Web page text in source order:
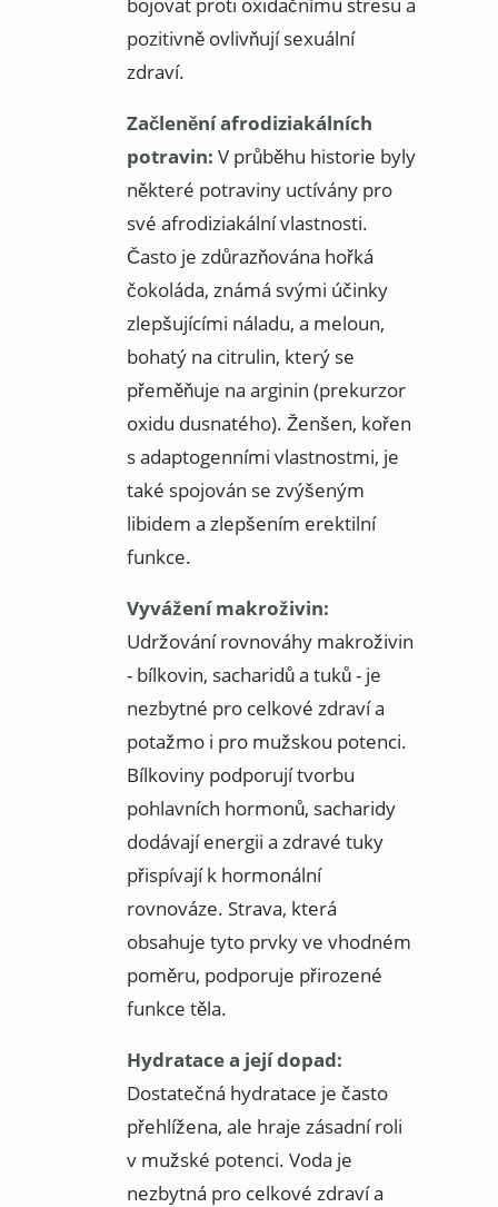
pozitivně ovlivňují sexuální
zdraví.
Začlenění afrodiziakálních
potravin: V průběhu historie byly
některé potraviny uctívány pro
své afrodiziakální vlastnosti.
Často je zdůrazňována hořká
čokoláda, známá svými účinky
zlepšujícími náladu, a meloun,
bohatý na citrulin, který se
přeměňuje na arginin (prekurzor
oxidu dusnatého). Ženšen, kořen
s adaptogenními vlastnostmi, je
také spojován se zvýšeným
libidem a zlepšením erektilní
funkce.
Vyvážení makroživin:
Udržování rovnováhy makroživin
- bílkovin, sacharidů a tuků - je
nezbytné pro celkové zdraví a
potažmo i pro mužskou potenci.
Bílkoviny podporují tvorbu
pohlavních hormonů, sacharidy
dodávají energii a zdravé tuky
přispívají k hormonální
rovnováze. Strava, která
obsahuje tyto prvky ve vhodném
poměru, podporuje přirozené
funkce těla.
Hydratace a její dopad:
Dostatečná hydratace je často
přehlížena, ale hraje zásadní roli
v mužské potenci. Voda je
nezbytná pro celkové zdraví a